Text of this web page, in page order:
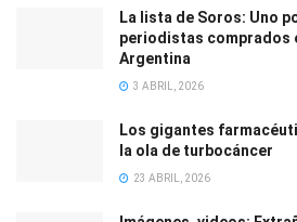
La lista de Soros: Uno
periodistas comprados
Argentina
3 ABRIL, 2026
Los gigantes
la ola de turbocáncer
23 ABRIL, 2026